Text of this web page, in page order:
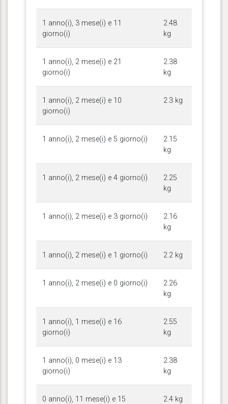
1 anno(i), 3 mese(i) e 11
giorno(i)
2.48
kg
1 anno(i), 2 mese(i) e 21
giorno(i)
2.38
kg
1 anno(i), 2 mese(i) e 10
giorno(i)
2.3 kg
1 anno(i), 2 mese(i) e 5 giorno(i)
2.15
kg
1 anno(i), 2 mese(i) e 4 giorno(i)
2.25
kg
1 anno(i), 2 mese(i) e 3 giorno(i)
2.16
kg
1 anno(i), 2 mese(i) e 1 giorno(i) 2.2 kg
1 anno(i), 2 mese(i) e 0 giorno(i)
2.26
kg
1 anno(i), 1 mese(i) e 16
giorno(i)
2.55
kg
1 anno(i), 0 mese(i) e 13
giorno(i)
2.38
kg
0 anno(i), 11 mese(i) e 15
2.4 kg